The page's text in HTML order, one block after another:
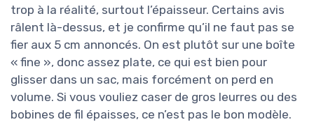
trop à la réalité, surtout l’épaisseur. Certains avis
râlent là-dessus, et je confirme qu’il ne faut pas se
fier aux 5 cm annoncés. On est plutôt sur une boîte
« fine », donc assez plate, ce qui est bien pour
glisser dans un sac, mais forcément on perd en
volume. Si vous vouliez caser de gros leurres ou des
bobines de fil épaisses, ce n’est pas le bon modèle.